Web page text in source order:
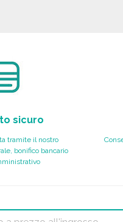
sicuro
tramite il nostro
bonifico bancario